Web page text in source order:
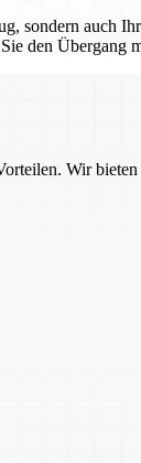
sondern auch
den Übergang
Wir